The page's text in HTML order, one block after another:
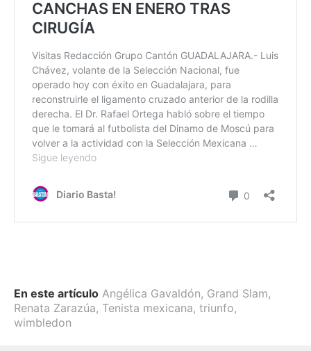
En este artículo Angélica Gavaldón, Grand Slam,
Renata Zarazúa, Tenista mexicana, triunfo,
wimbledon